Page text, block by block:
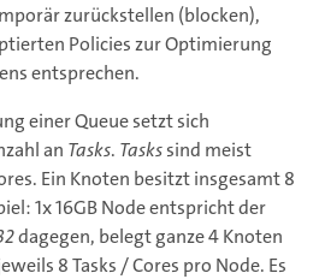
zurückstellen (blocken),
Policies zur Optimierung
entsprechen.
einer Queue setzt sich
an Tasks. Taskssind meist
Ein Knoten besitzt insgesamt 8
1x 16GB Node entspricht der
dagegen, belegt ganze 4 Knoten
8 Tasks / Cores pro Node. Es